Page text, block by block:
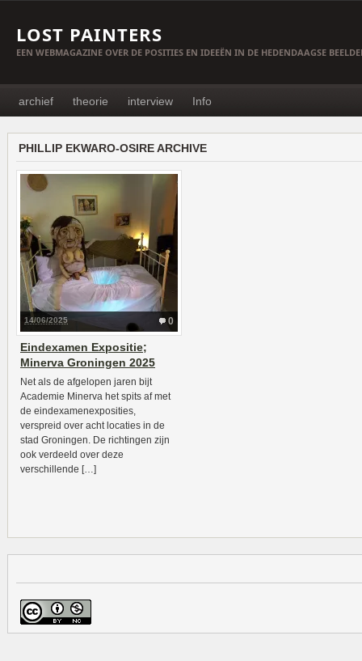
LOST PAINTERS
EEN WEBMAGAZINE OVER DE POSITIES EN IDEEËN IN DE HEDENDAAGSE
archief theorie interview Info
PHILLIP EKWARO-OSIRE ARCHIVE
0
14/06/2025
Eindexamen Expositie;
Minerva Groningen 2025
Net als de afgelopen jaren bijt
Academie Minerva het spits af met
de eindexamenexposities,
verspreid over acht locaties in de
stad Groningen. De richtingen zijn
ook verdeeld over deze
verschillende […]